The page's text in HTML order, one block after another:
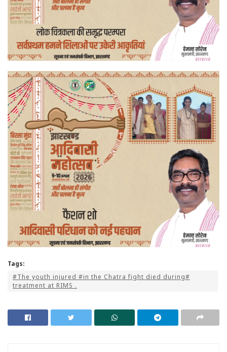
Tags:
#The youth injured #in the Chatra fight died during#
treatment at RIMS .